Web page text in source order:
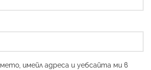
имейл адреса и уебсайта ми в